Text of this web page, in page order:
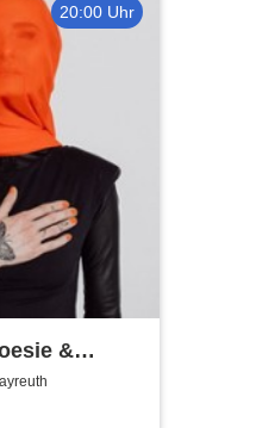
20:00 Uhr
&